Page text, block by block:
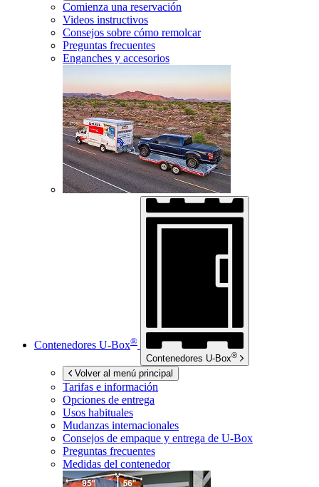
Comienza una reservación
Videos instructivos
Consejos sobre cómo remolcar
Preguntas frecuentes
Enganches y accesorios
Contenedores U-Box®
Contenedores U-Box®
Volver al menú principal
Tarifas e información
Opciones de entrega
Usos habituales
Mudanzas internacionales
Consejos de empaque y entrega de U-Box
Preguntas frecuentes
Medidas del contenedor